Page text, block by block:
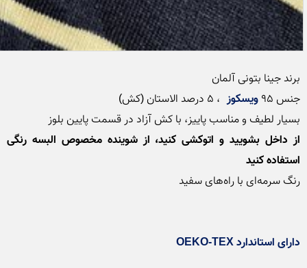
جنس 95
ویسکوز
بسیار لطیف و مناسب پاییز، با کش آزاد در قسمت پایین بلوز
استفاده کنید
دارای استاندارد OEKO-TEX